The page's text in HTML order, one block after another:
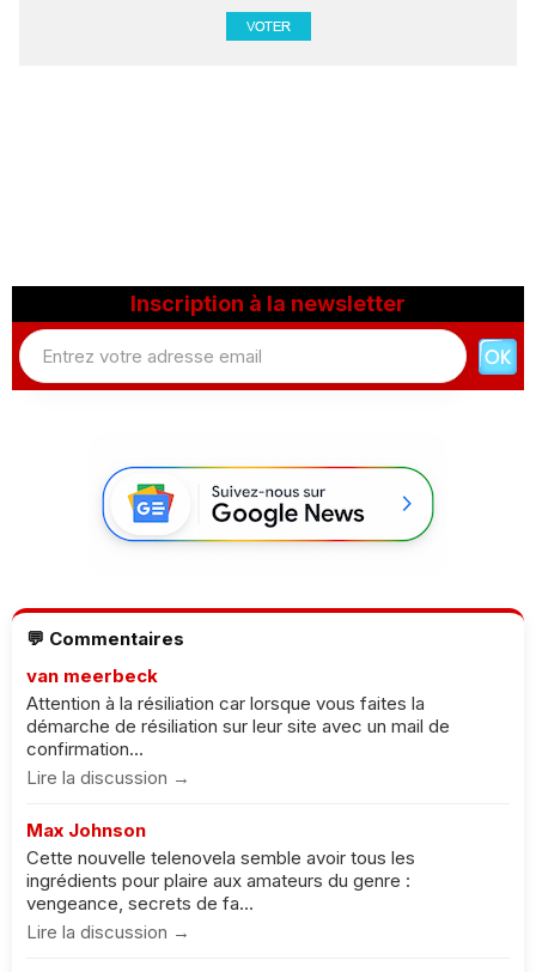
Inscription à la newsletter
💬 Commentaires
van meerbeck
Attention à la résiliation car lorsque vous faites la
démarche de résiliation sur leur site avec un mail de
confirmation...
Lire la discussion →
Max Johnson
Cette nouvelle telenovela semble avoir tous les
ingrédients pour plaire aux amateurs du genre :
vengeance, secrets de fa...
Lire la discussion →